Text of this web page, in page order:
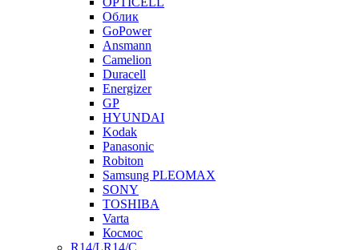
Облик
GoPower
Ansmann
Camelion
Duracell
Energizer
GP
HYUNDAI
Kodak
Panasonic
Robiton
Samsung PLEOMAX
SONY
TOSHIBA
Varta
Космос
R14/LR14/C